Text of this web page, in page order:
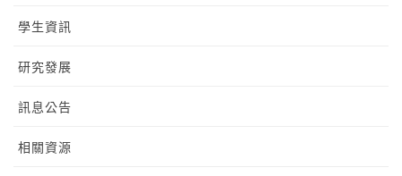
學生資訊
研究發展
訊息公告
相關資源